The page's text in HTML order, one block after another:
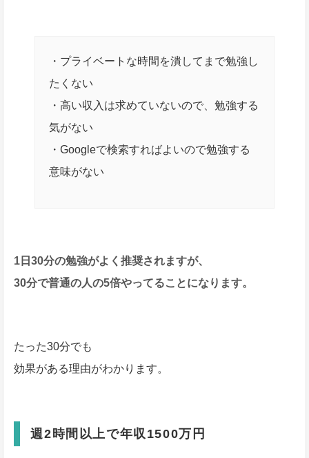
・プライベートな時間を潰してまで勉強し
たくない
・高い収入は求めていないので、勉強する
気がない
・Googleで検索すればよいので勉強する
意味がない
1日30分の勉強がよく推奨されますが、
30分で普通の人の5倍やってることになります。
たった30分でも
効果がある理由がわかります。
週2時間以上で年収1500万円